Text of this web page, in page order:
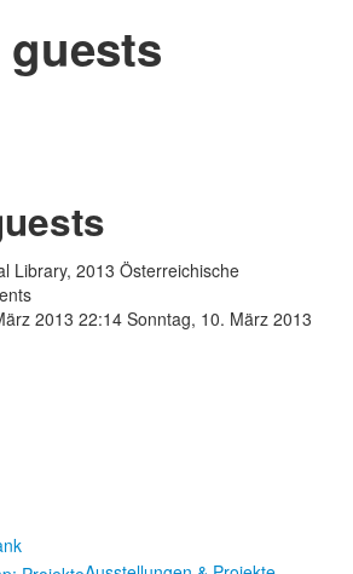
Library, 2013 Österreichische
2013 22:14Sonntag, 10. März 2013